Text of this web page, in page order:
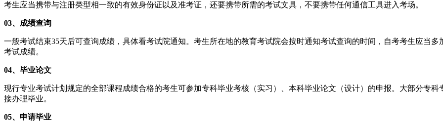
考生应当携带与注册类型相一致的有效身份证以及准考证，还要携带所需的考试文具，不要携带任何通信工具进入考场。
03、成绩查询
一般考试结束35天后可查询成绩，具体看考试院通知。考生所在地的教育考试院会按时通知考试查询的时间，自考考生应当
考试成绩。
04、毕业论文
现行专业考试计划规定的全部课程成绩合格的考生可参加专科毕业考核（实习）、本科毕业论文（设计）的申报。大部分专
接办理毕业。
05、申请毕业